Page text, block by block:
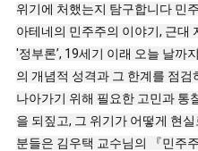
위기에 처했는지 탐구합니다 민
아테네의 민주주의 이야기, 근대
'정부론’, 19세기 이래 오늘 날까
의 개념적 성격과 그 한계를 점
나아가기 위해 필요한 고민과 통
을 되짚고, 그 위기가 어떻게 현
분들은 김우택 교수님의 『민주